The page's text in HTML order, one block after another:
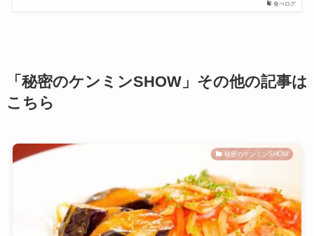
食べログ
「秘密のケンミンSHOW」その他の記事は
こちら
秘密のケンミンSHOW